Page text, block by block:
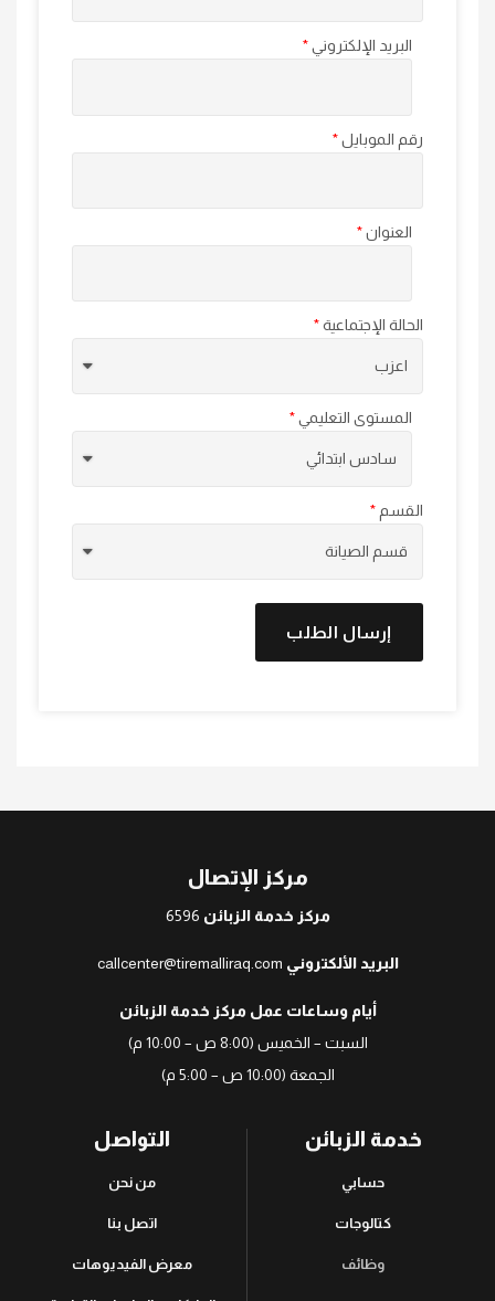
البريد الإلكتروني
رقم الموبايل
العنوان
الحالة الإجتماعية
المستوى التعليمي
القسم
إرسال الطلب
مركز الإتصال
مركز خدمة الزبائن 6596
البريد الألكتروني callcenter@tiremalliraq.com
أيام وساعات عمل مركز خدمة الزبائن
السبت – الخميس (8:00 ص – 10:00 م)
الجمعة (10:00 ص – 5:00 م)
خدمة الزبائن
حسابي
كتالوجات
وظائف
التواصل
من نحن
اتصل بنا
معرض الفيديوهات